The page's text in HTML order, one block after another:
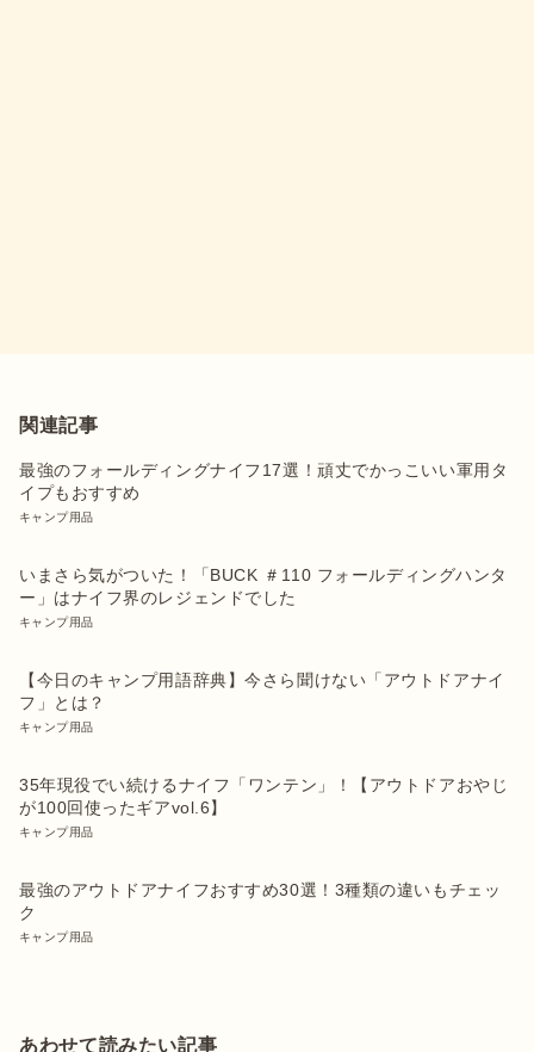
関連記事
最強のフォールディングナイフ17選！頑丈でかっこいい軍用タ
イプもおすすめ
キャンプ用品
いまさら気がついた！「BUCK ＃110 フォールディングハンタ
ー」はナイフ界のレジェンドでした
キャンプ用品
【今日のキャンプ用語辞典】今さら聞けない「アウトドアナイ
フ」とは？
キャンプ用品
35年現役でい続けるナイフ「ワンテン」！【アウトドアおやじ
が100回使ったギアvol.6】
キャンプ用品
最強のアウトドアナイフおすすめ30選！3種類の違いもチェッ
ク
キャンプ用品
あわせて読みたい記事